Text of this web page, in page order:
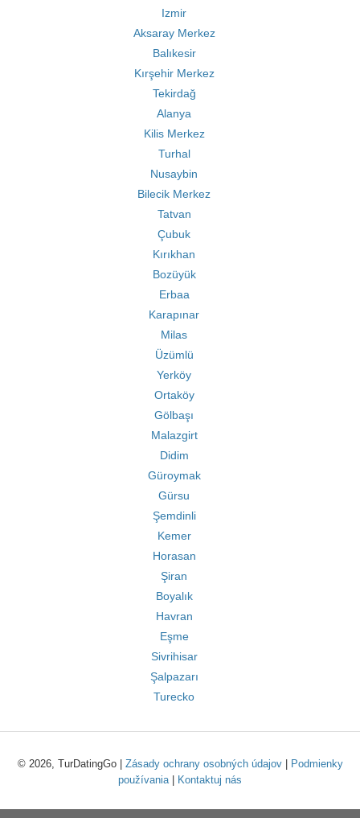
Izmir
Aksaray Merkez
Balıkesir
Kırşehir Merkez
Tekirdağ
Alanya
Kilis Merkez
Turhal
Nusaybin
Bilecik Merkez
Tatvan
Çubuk
Kırıkhan
Bozüyük
Erbaa
Karapınar
Milas
Üzümlü
Yerköy
Ortaköy
Gölbaşı
Malazgirt
Didim
Güroymak
Gürsu
Şemdinli
Kemer
Horasan
Şiran
Boyalık
Havran
Eşme
Sivrihisar
Şalpazarı
Turecko
© 2026, TurDatingGo | Zásady ochrany osobných údajov|
Podmienky
používania| Kontaktuj nás